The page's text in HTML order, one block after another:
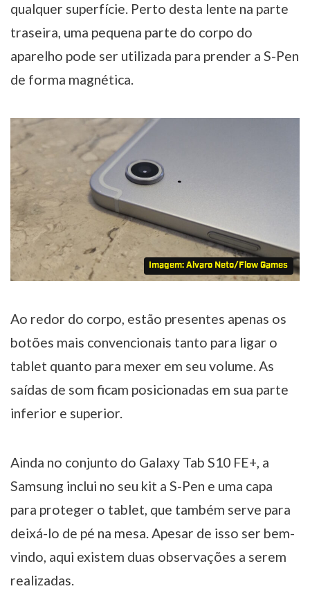
qualquer superfície. Perto desta lente na parte
traseira, uma pequena parte do corpo do
aparelho pode ser utilizada para prender a S-Pen
de forma magnética.
Imagem: Alvaro Neto/Flow Games
Ao redor do corpo, estão presentes apenas os
botões mais convencionais tanto para ligar o
tablet quanto para mexer em seu volume. As
saídas de som ficam posicionadas em sua parte
inferior e superior.
Ainda no conjunto do Galaxy Tab S10 FE+, a
Samsung inclui no seu kit a S-Pen e uma capa
para proteger o tablet, que também serve para
deixá-lo de pé na mesa. Apesar de isso ser bem-
vindo, aqui existem duas observações a serem
realizadas.